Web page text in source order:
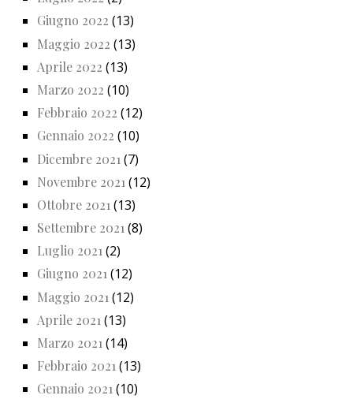
Giugno 2022 (13)
Maggio 2022 (13)
Aprile 2022 (13)
Marzo 2022 (10)
Febbraio 2022 (12)
Gennaio 2022 (10)
Dicembre 2021 (7)
Novembre 2021 (12)
Ottobre 2021 (13)
Settembre 2021 (8)
Luglio 2021(2)
Giugno 2021(12)
Maggio 2021 (12)
Aprile 2021 (13)
Marzo 2021 (14)
Febbraio 2021(13)
Gennaio 2021(10)